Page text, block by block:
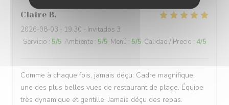
Claire B
2026-08-03 - 19:30 - Invitados 3
Servicio : 5/5 Ambiente : 5/5 Menú : 5/5 Calidad / Precio : 4/5
Comme à chaque fois, jamais déçu. Cadre magnifique,
une des plus belles vues de restaurant de plage. Équipe
très dynamique et gentille. Jamais déçu des repas.